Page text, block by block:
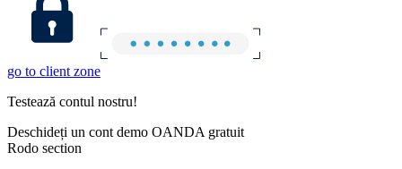
go to client zone
Testează contul nostru!
Deschideți un cont demo OANDA gratuit
Rodo section